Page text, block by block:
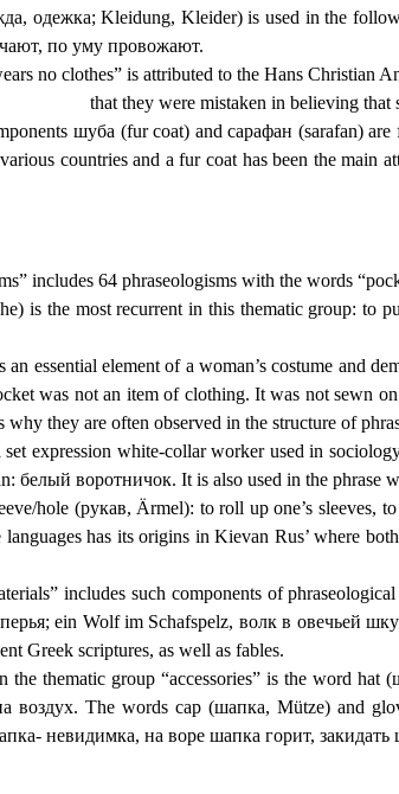
одежка; Kleidung, Kleider) is used in the
по уму провожают.
no clothes” is attributed to the Hans Christian
that they were mistaken in believing
шуба (fur coat) and сарафан (sarafan)
countries and a fur coat has been the
includes 64 phraseologisms with the words
is the most recurrent in this thematic group: to
essential element of a woman’s costume and
was not an item of clothing. It was not sewn
why they are often observed in the structure of
expression white-collar worker used in
белый воротничок. It is also used in the phrase
hole (рукав, Ärmel): to roll up one’s sleeves,
has its origins in Kievan Rus’ where
includes such components of
ein Wolf im Schafspelz, волк в овечьей
Greek scriptures, as well as fables.
the thematic group “accessories” is the word
воздух. The words cap (шапка, Mütze) and
невидимка, на воре шапка горит,